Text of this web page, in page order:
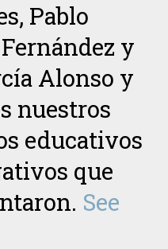
Pablo
y
Alonso y
nuestros
educativos
que
See